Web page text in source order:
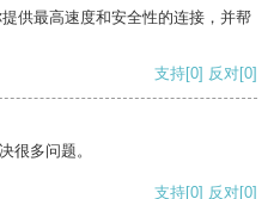
供最高速度和安全性的连接，并帮
支持[0] 反对[0]
很多问题。
支持[0] 反对[0]